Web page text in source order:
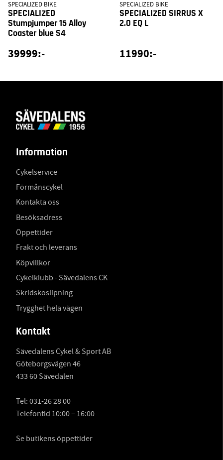
SPECIALIZED BIKE
SPECIALIZED
Stumpjumper 15 Alloy
Coaster blue S4
39999:-
SPECIALIZED BIKE
SPECIALIZED SIRRUS X
2.0 EQ L
11990:-
Information
Cykelservice
Förmånscykel
Kontakta oss
Besöksadress
Öppettider
Frakt och leverans
Köpvillkor
Cykelklubb - Sävedalens CK
Skridskoslipning
Trygghet hela vägen
Kontakt
Sävedalens Cykel & Sport AB
Göteborgsvägen 46
433 60 Sävedalen
Tel: 031-26 28 00
Telefontid 10:00 – 16:00
Se butikens öppettider